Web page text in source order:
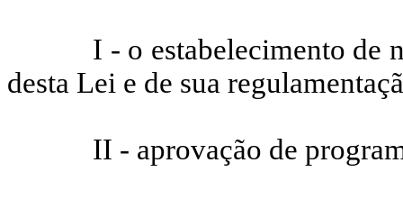
I - o estabelecimento de
desta Lei e de sua
II - aprovação de